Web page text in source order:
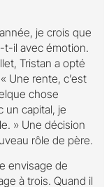
je crois que
t-il avec émotion.
Tristan a opté
Une rente, c’est
chose
un capital, je
» Une décision
rôle de père.
envisage de
à trois. Quand il